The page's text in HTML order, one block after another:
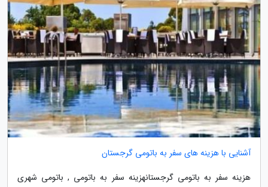
آشنایی با هزینه های سفر به باتومی گرجستان
هزینه سفر به باتومی گرجستانهزینه سفر به باتومی , باتومی شهری